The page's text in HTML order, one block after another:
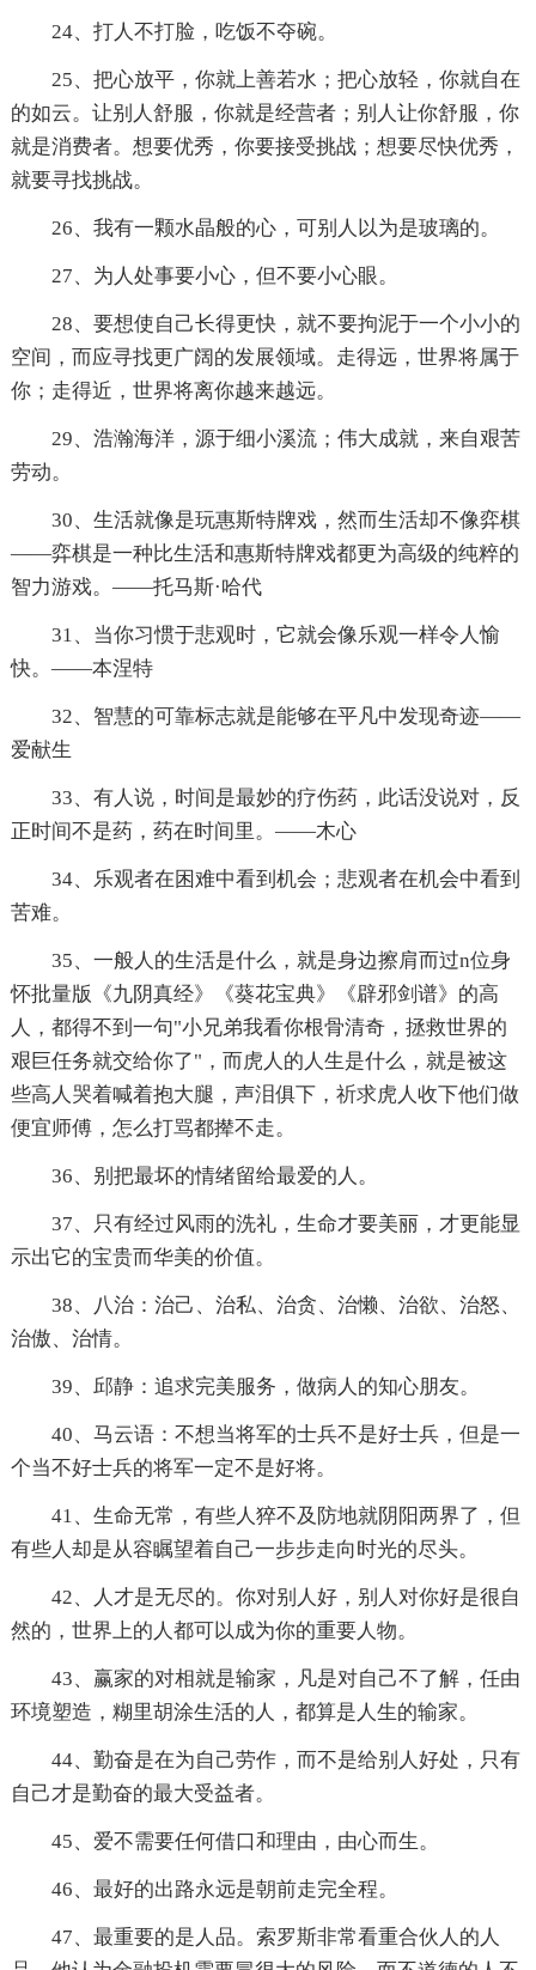
24、打人不打脸，吃饭不夺碗。
25、把心放平，你就上善若水；把心放轻，你就自在
的如云。让别人舒服，你就是经营者；别人让你舒服，你
就是消费者。想要优秀，你要接受挑战；想要尽快优秀，
就要寻找挑战。
26、我有一颗水晶般的心，可别人以为是玻璃的。
27、为人处事要小心，但不要小心眼。
28、要想使自己长得更快，就不要拘泥于一个小小的
空间，而应寻找更广阔的发展领域。走得远，世界将属于
你；走得近，世界将离你越来越远。
29、浩瀚海洋，源于细小溪流；伟大成就，来自艰苦
劳动。
30、生活就像是玩惠斯特牌戏，然而生活却不像弈棋
——弈棋是一种比生活和惠斯特牌戏都更为高级的纯粹的
智力游戏。——托马斯·哈代
31、当你习惯于悲观时，它就会像乐观一样令人愉
快。——本涅特
32、智慧的可靠标志就是能够在平凡中发现奇迹——
爱献生
33、有人说，时间是最妙的疗伤药，此话没说对，反
正时间不是药，药在时间里。——木心
34、乐观者在困难中看到机会；悲观者在机会中看到
苦难。
35、一般人的生活是什么，就是身边擦肩而过n位身
怀批量版《九阴真经》《葵花宝典》《辟邪剑谱》的高
人，都得不到一句"小兄弟我看你根骨清奇，拯救世界的
艰巨任务就交给你了"，而虎人的人生是什么，就是被这
些高人哭着喊着抱大腿，声泪俱下，祈求虎人收下他们做
便宜师傅，怎么打骂都撵不走。
36、别把最坏的情绪留给最爱的人。
37、只有经过风雨的洗礼，生命才要美丽，才更能显
示出它的宝贵而华美的价值。
38、八治：治己、治私、治贪、治懒、治欲、治怒、
治傲、治情。
39、邱静：追求完美服务，做病人的知心朋友。
40、马云语：不想当将军的士兵不是好士兵，但是一
个当不好士兵的将军一定不是好将。
41、生命无常，有些人猝不及防地就阴阳两界了，但
有些人却是从容瞩望着自己一步步走向时光的尽头。
42、人才是无尽的。你对别人好，别人对你好是很自
然的，世界上的人都可以成为你的重要人物。
43、赢家的对相就是输家，凡是对自己不了解，任由
环境塑造，糊里胡涂生活的人，都算是人生的输家。
44、勤奋是在为自己劳作，而不是给别人好处，只有
自己才是勤奋的最大受益者。
45、爱不需要任何借口和理由，由心而生。
46、最好的出路永远是朝前走完全程。
47、最重要的是人品。索罗斯非常看重合伙人的人